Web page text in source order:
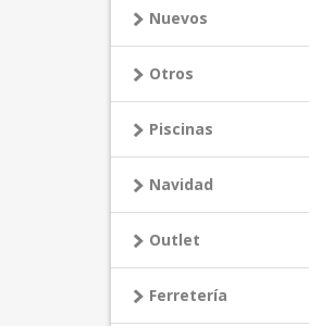
Nuevos
Otros
Piscinas
Navidad
Outlet
Ferretería